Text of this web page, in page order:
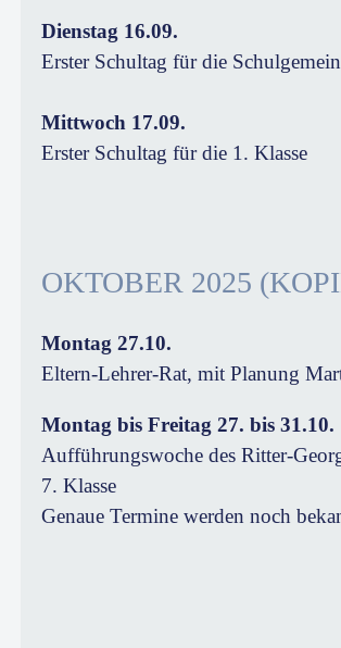
Dienstag 16.09.
Erster Schultag für die
Mittwoch 17.09.
Erster Schultag für die 1. Klasse
OKTOBER 2025
Montag 27.10.
Eltern-Lehrer-Rat, mit Planung
Montag bis Freitag 27. bis 31.10.
Aufführungswoche des Ritter-
7. Klasse
Genaue Termine werden noch